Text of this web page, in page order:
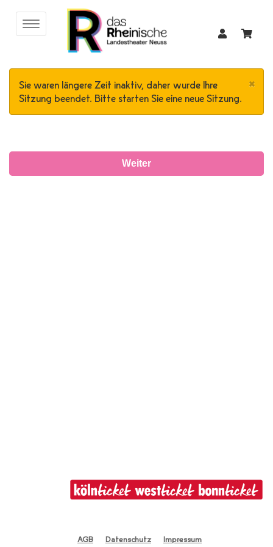
×
Sie waren längere Zeit inaktiv, daher wurde Ihre
Sitzung beendet. Bitte starten Sie eine neue Sitzung.
Weiter
AGB Datenschutz Impressum